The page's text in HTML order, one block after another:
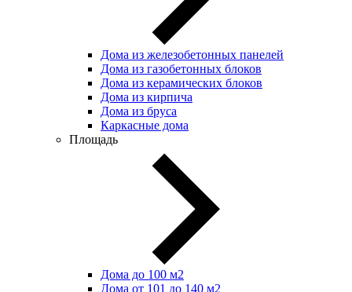
Дома из железобетонных панелей
Дома из газобетонных блоков
Дома из керамических блоков
Дома из кирпича
Дома из бруса
Каркасные дома
Площадь
Дома до 100 м2
Дома от 101 до 140 м2